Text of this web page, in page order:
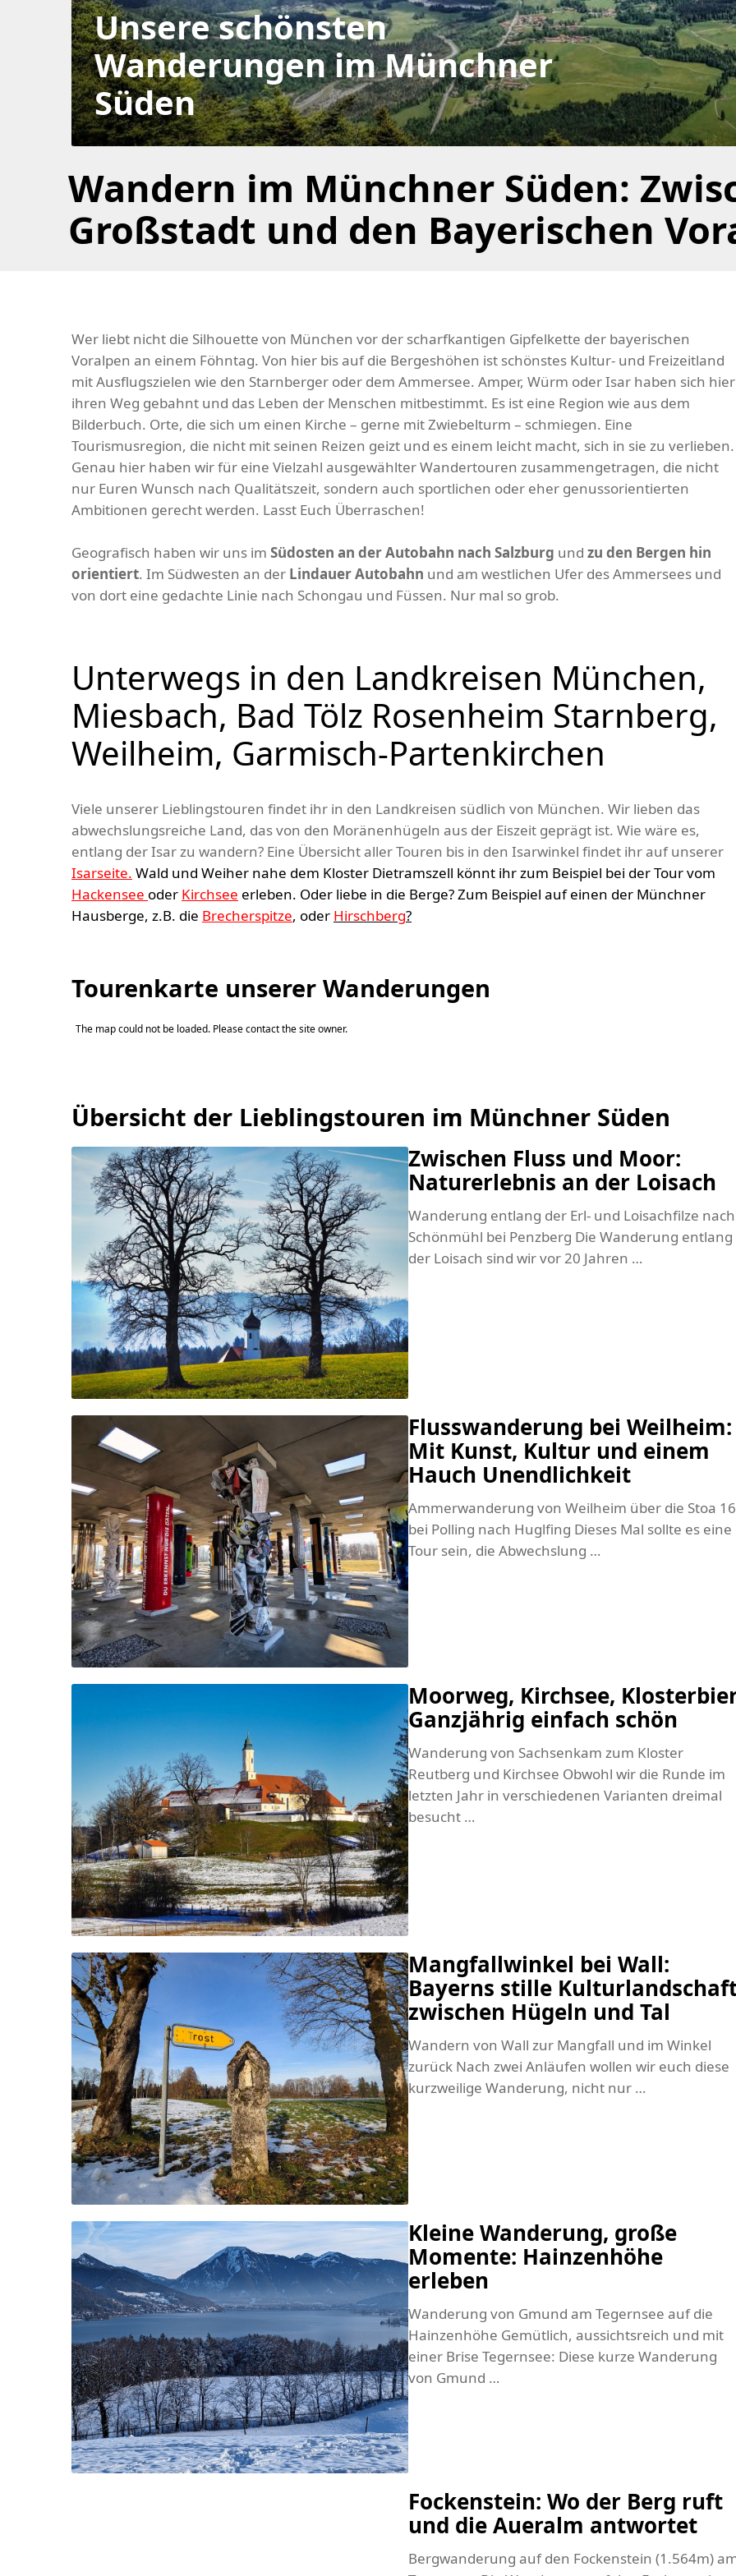
Unsere schönsten
Wanderungen im Münchner
Süden
Wandern im Münchner Süden:
Großstadt und den Bayerischen
Wer liebt nicht die Silhouette von München vor der scharfkantigen Gipfelkette der bayerischen
Voralpen an einem Föhntag. Von hier bis auf die Bergeshöhen ist schönstes Kultur- und Freizeitland
mit Ausflugszielen wie den Starnberger oder dem Ammersee. Amper, Würm oder Isar haben sich hier
ihren Weg gebahnt und das Leben der Menschen mitbestimmt. Es ist eine Region wie aus dem
Bilderbuch. Orte, die sich um einen Kirche – gerne mit Zwiebelturm – schmiegen. Eine
Tourismusregion, die nicht mit seinen Reizen geizt und es einem leicht macht, sich in sie zu verlieben.
Genau hier haben wir für eine Vielzahl ausgewählter Wandertouren zusammengetragen, die nicht
nur Euren Wunsch nach Qualitätszeit, sondern auch sportlichen oder eher genussorientierten
Ambitionen gerecht werden. Lasst Euch Überraschen!
Geografisch haben wir uns im Südosten an der Autobahn nach Salzburg und zu den Bergen hin
orientiert. Im Südwesten an der Lindauer Autobahn und am westlichen Ufer des Ammersees und
von dort eine gedachte Linie nach Schongau und Füssen. Nur mal so grob.
Unterwegs in den Landkreisen München,
Miesbach, Bad Tölz Rosenheim Starnberg,
Weilheim, Garmisch-Partenkirchen
Viele unserer Lieblingstouren findet ihr in den Landkreisen südlich von München. Wir lieben das
abwechslungsreiche Land, das von den Moränenhügeln aus der Eiszeit geprägt ist. Wie wäre es,
entlang der Isar zu wandern? Eine Übersicht aller Touren bis in den Isarwinkel findet ihr auf unserer
Isarseite. Wald und Weiher nahe dem Kloster Dietramszell könnt ihr zum Beispiel bei der Tour vom
Hackensee oder Kirchsee erleben. Oder liebe in die Berge? Zum Beispiel auf einen der Münchner
Hausberge, z.B. die Brecherspitze, oder Hirschberg?
Tourenkarte unserer Wanderungen
The map could not be loaded. Please contact the site owner.
Übersicht der Lieblingstouren im Münchner Süden
Zwischen Fluss und Moor:
Naturerlebnis an der Loisach
Wanderung entlang der Erl- und Loisachfilze nach
Schönmühl bei Penzberg Die Wanderung entlang
der Loisach sind wir vor 20 Jahren …
Flusswanderung bei Weilheim:
Mit Kunst, Kultur und einem
Hauch Unendlichkeit
Ammerwanderung von Weilheim über die Stoa
bei Polling nach Huglfing Dieses Mal sollte es eine
Tour sein, die Abwechslung …
Moorweg, Kirchsee,
Ganzjährig einfach schön
Wanderung von Sachsenkam zum Kloster
Reutberg und Kirchsee Obwohl wir die Runde im
letzten Jahr in verschiedenen Varianten dreimal
besucht …
Mangfallwinkel bei Wall:
Bayerns stille
zwischen Hügeln und Tal
Wandern von Wall zur Mangfall und im Winkel
zurück Nach zwei Anläufen wollen wir euch diese
kurzweilige Wanderung, nicht nur …
Kleine Wanderung, große
Momente: Hainzenhöhe
erleben
Wanderung von Gmund am Tegernsee auf die
Hainzenhöhe Gemütlich, aussichtsreich und mit
einer Brise Tegernsee: Diese kurze Wanderung
von Gmund …
Fockenstein: Wo der Berg ruft
und die Aueralm antwortet
Bergwanderung auf den Fockenstein (1.564m)